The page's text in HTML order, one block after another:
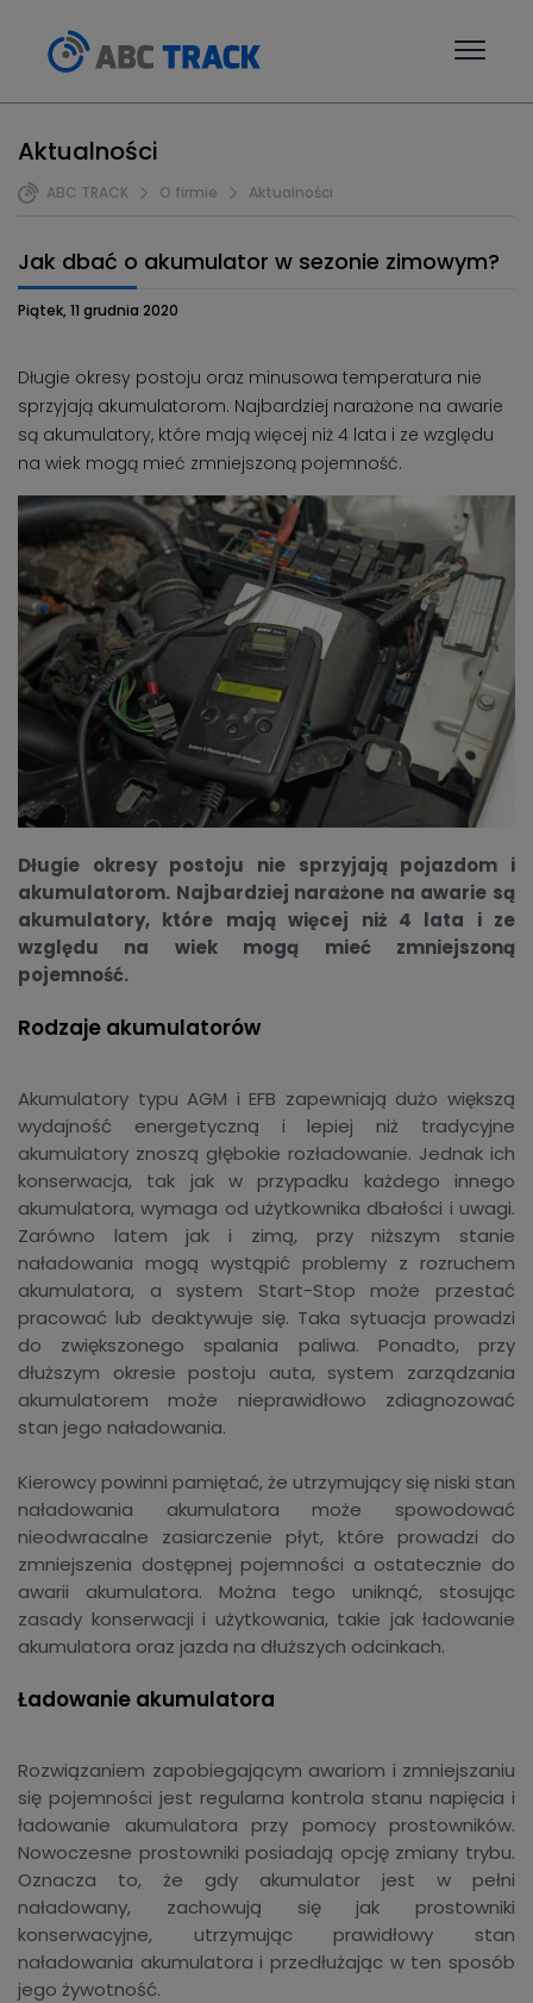
Aktualności
ABC TRACK O firmie Aktualności
Jak dbać o akumulator w sezonie zimowym?
Piątek, 11 grudnia 2020
Długie okresy postoju oraz minusowa temperatura nie
sprzyjają akumulatorom. Najbardziej narażone na awarie
są akumulatory, które mają więcej niż 4 lata i ze względu
na wiek mogą mieć zmniejszoną pojemność.
Długie okresy postoju nie sprzyjają pojazdom i
akumulatorom. Najbardziej narażone na awarie są
akumulatory, które mają więcej niż 4 lata i ze
względu na wiek mogą mieć zmniejszoną
pojemność.
Rodzaje akumulatorów
Akumulatory typu AGM i EFB zapewniają dużo większą
wydajność energetyczną i lepiej niż tradycyjne
akumulatory znoszą głębokie rozładowanie. Jednak ich
konserwacja, tak jak w przypadku każdego innego
akumulatora, wymaga od użytkownika dbałości i uwagi.
Zarówno latem jak i zimą, przy niższym stanie
naładowania mogą wystąpić problemy z rozruchem
akumulatora, a system Start-Stop może przestać
pracować lub deaktywuje się. Taka sytuacja prowadzi
do zwiększonego spalania paliwa. Ponadto, przy
dłuższym okresie postoju auta, system zarządzania
akumulatorem może nieprawidłowo zdiagnozować
stan jego naładowania.
Kierowcy powinni pamiętać, że utrzymujący się niski stan
naładowania akumulatora może spowodować
nieodwracalne zasiarczenie płyt, które prowadzi do
zmniejszenia dostępnej pojemności a ostatecznie do
awarii akumulatora. Można tego uniknąć, stosując
zasady konserwacji i użytkowania, takie jak ładowanie
akumulatora oraz jazda na dłuższych odcinkach.
Ładowanie akumulatora
Rozwiązaniem zapobiegającym awariom i zmniejszaniu
się pojemności jest regularna kontrola stanu napięcia i
ładowanie akumulatora przy pomocy prostowników.
Nowoczesne prostowniki posiadają opcję zmiany trybu.
Oznacza to, że gdy akumulator jest w pełni
naładowany, zachowują się jak prostowniki
konserwacyjne, utrzymując prawidłowy stan
naładowania akumulatora i przedłużając w ten sposób
jego żywotność.